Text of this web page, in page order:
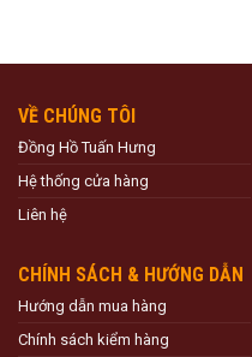
VỀ CHÚNG TÔI
Đồng Hồ Tuấn Hưng
Hệ thống cửa hàng
Liên hệ
CHÍNH SÁCH & HƯỚNG DẪN
Hướng dẫn mua hàng
Chính sách kiểm hàng